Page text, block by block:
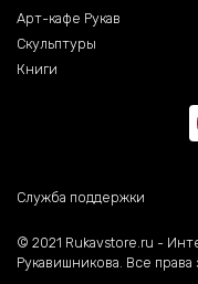
Арт-кафе Рукав
Скульптуры
Книги
Служба поддержки
©️ 2021 Rukavstore.ru -
Рукавишникова. Все